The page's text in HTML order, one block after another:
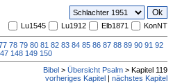
Lu1545 Lu1912 Elb1871 KonNT
78 79 80 81 82 83 84 85 86 87 88 89 90 91 92
148 149 150
Bibel > Übersicht Psalm > Kapitel 119
vorheriges Kapitel | nächstes Kapitel